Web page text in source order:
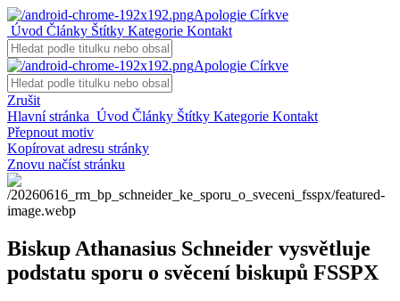
Apologie Církve
Úvod Články Štítky Kategorie Kontakt
Apologie Církve
Zrušit
Hlavní stránka Úvod Články Štítky Kategorie Kontakt
Přepnout motiv
Kopírovat adresu stránky
Znovu načíst stránku
Biskup Athanasius Schneider vysvětluje
podstatu sporu o svěcení biskupů FSSPX